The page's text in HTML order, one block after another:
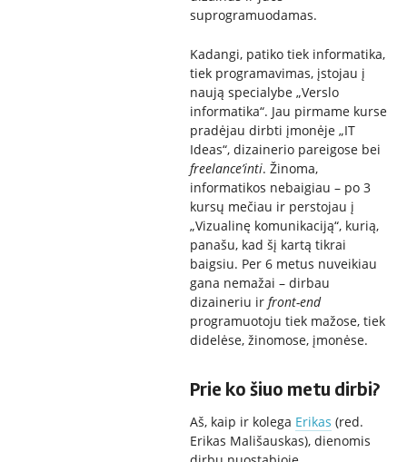
suprogramuodamas.
Kadangi, patiko tiek informatika,
tiek programavimas, įstojau į
naują specialybe „Verslo
informatika“. Jau pirmame kurse
pradėjau dirbti įmonėje „IT
Ideas“, dizainerio pareigose bei
freelance’inti. Žinoma,
informatikos nebaigiau – po 3
kursų mečiau ir perstojau į
„Vizualinę komunikaciją“, kurią,
panašu, kad šį kartą tikrai
baigsiu. Per 6 metus nuveikiau
gana nemažai – dirbau
dizaineriu ir front-end
programuotoju tiek mažose, tiek
didelėse, žinomose, įmonėse.
Prie ko šiuo metu dirbi?
Aš, kaip ir kolega Erikas (red.
Erikas Mališauskas), dienomis